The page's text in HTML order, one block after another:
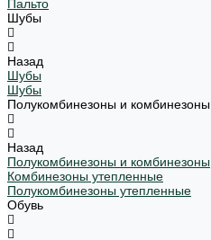
Пальто
Шубы
Назад
Шубы
Шубы
Полукомбинезоны и комбинезоны
Назад
Полукомбинезоны и комбинезоны
Комбинезоны утепленные
Полукомбинезоны утепленные
Обувь